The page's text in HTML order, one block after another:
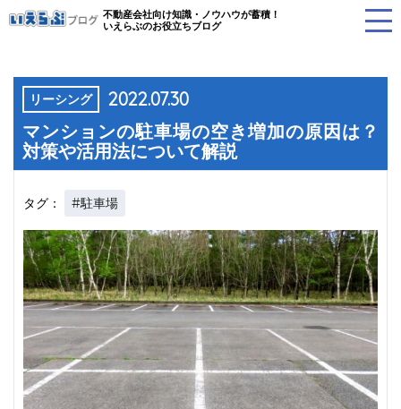
不動産会社向け知識・ノウハウが蓄積！
いえらぶのお役立ちブログ
リーシング 2022.07.30
マンションの駐車場の空き増加の原因は？
対策や活用法について解説
タグ： #駐車場